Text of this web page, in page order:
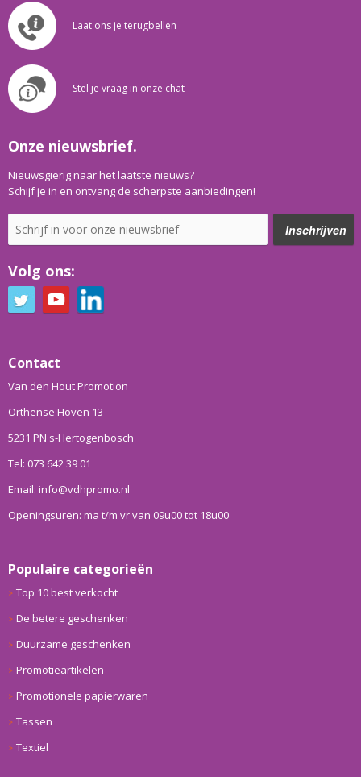
Laat ons je terugbellen
Stel je vraag in onze chat
Onze nieuwsbrief.
Nieuwsgierig naar het laatste nieuws?
Schijf je in en ontvang de scherpste aanbiedingen!
Volg ons:
Contact
Van den Hout Promotion
Orthense Hoven 13
5231 PN s-Hertogenbosch
Tel: 073 642 39 01
Email: info@vdhpromo.nl
Openingsuren: ma t/m vr van 09u00 tot 18u00
Populaire categorieën
Top 10 best verkocht
De betere geschenken
Duurzame geschenken
Promotieartikelen
Promotionele papierwaren
Tassen
Textiel